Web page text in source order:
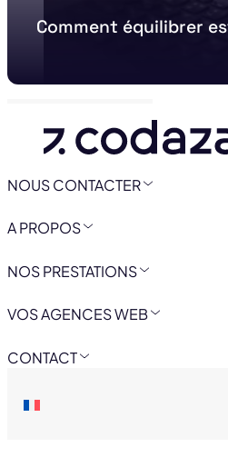
Comment équilibrer
NOUS CONTACTER
A PROPOS
NOS PRESTATIONS
VOS AGENCES WEB
CONTACT